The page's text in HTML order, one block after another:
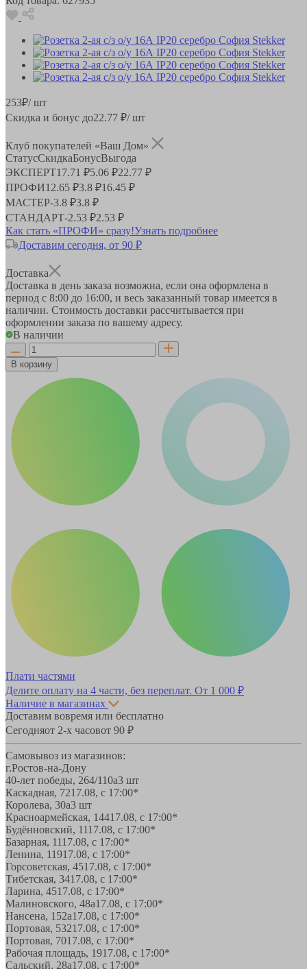
253₽/ шт
Скидка и бонус до22.77 ₽/ шт
Клуб покупателей «Ваш Дом»
СтатусСкидкаБонусВыгода
ЭКСПЕРТ17.71 ₽5.06 ₽22.77 ₽
ПРОФИ12.65 ₽3.8 ₽16.45 ₽
МАСТЕР-3.8 ₽3.8 ₽
СТАНДАРТ-2.53 ₽2.53 ₽
Как стать «ПРОФИ» сразу!Узнать подробнее
Доставим сегодня, от 90 ₽
Доставка
Доставка в день заказа возможна, если она оформлена в
период с 8:00 до 16:00, и весь заказанный товар имеется в
наличии. Стоимость доставки рассчитывается при
оформлении заказа по вашему адресу.
В наличии
В корзину
Плати частями
Делите оплату на 4 части, без переплат. От 1 000 ₽
Наличие в магазинах
Доставим вовремя или бесплатно
Сегодняот 2-х часовот 90 ₽
Самовывоз из магазинов:
г.Ростов-на-Дону
40-лет победы, 264/110а3 шт
Каскадная, 7217.08, с 17:00*
Королева, 30а3 шт
Красноармейская, 14417.08, с 17:00*
Будённовский, 1117.08, с 17:00*
Базарная, 1117.08, с 17:00*
Ленина, 11917.08, с 17:00*
Горсоветская, 4517.08, с 17:00*
Тибетская, 3417.08, с 17:00*
Ларина, 4517.08, с 17:00*
Малиновского, 48а17.08, с 17:00*
Нансена, 152а17.08, с 17:00*
Портовая, 53217.08, с 17:00*
Портовая, 7017.08, с 17:00*
Рабочая площадь, 1917.08, с 17:00*
Сальский, 28a17.08, с 17:00*